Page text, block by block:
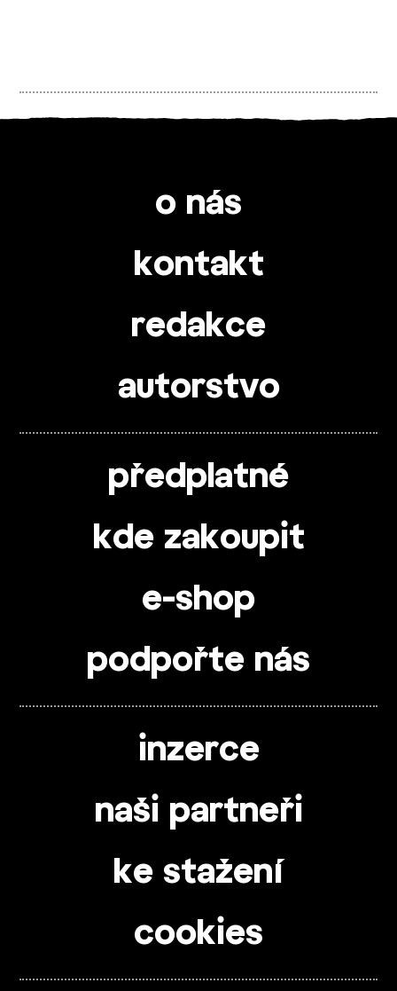
o nás
kontakt
redakce
autorstvo
předplatné
kde zakoupit
e-shop
podpořte nás
inzerce
naši partneři
ke stažení
cookies